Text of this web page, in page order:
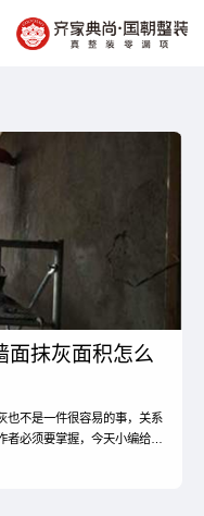
面抹灰面积怎么
也不是一件很容易的事，关系
必须要掌握，今天小编给大
么计算 ？接下来我们跟着